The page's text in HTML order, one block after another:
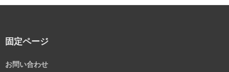
固定ページ
お問い合わせ